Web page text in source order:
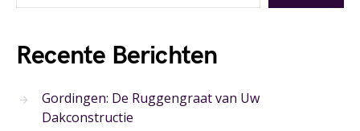
Recente Berichten
Gordingen: De Ruggengraat van Uw
Dakconstructie